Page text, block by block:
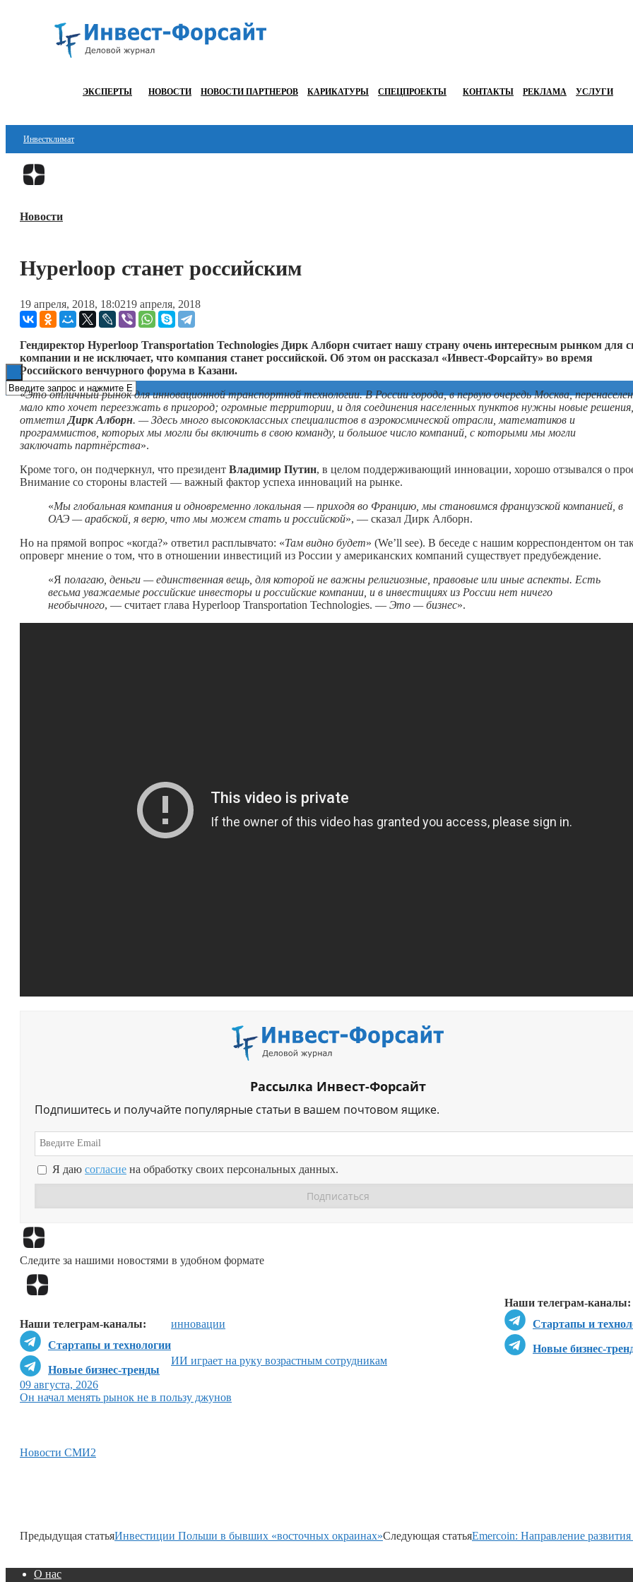
ЭКСПЕРТЫ НОВОСТИ НОВОСТИ ПАРТНЕРОВ КАРИКАТУРЫ СПЕЦПРОЕКТЫ КОНТАКТЫ РЕКЛАМА УСЛУГИ
Инвестклимат
Финансы
Блокчейн
Технологии
ESG
Новости
Hyperloop станет российским
19 апреля, 2018, 18:0219 апреля, 2018
Гендиректор Hyperloop Transportation Technologies Дирк Алборн считает нашу страну очень интересным рынком для
компании и не исключает, что компания станет российской. Об этом он рассказал «Инвест-Форсайту» во время
Российского венчурного форума в Казани.
«Это отличный рынок для инновационной транспортной технологии. В России города, в первую очередь Москва,
мало кто хочет переезжать в пригород; огромные территории, и для соединения населенных пунктов нужны новые
отметил Дирк Алборн. — Здесь много высококлассных специалистов в аэрокосмической отрасли, математиков и
программистов, которых мы могли бы включить в свою команду, и большое число компаний, с которыми мы могли
заключать партнёрства».
Кроме того, он подчеркнул, что президент Владимир Путин, в целом поддерживающий инновации, хорошо отзывался о
Внимание со стороны властей — важный фактор успеха инноваций на рынке.
«Мы глобальная компания и одновременно локальная — приходя во Францию, мы становимся французской компанией, в
ОАЭ — арабской, я верю, что мы можем стать и российской», — сказал Дирк Алборн.
Но на прямой вопрос «когда?» ответил расплывчато: «Там видно будет» (We’ll see). В беседе с нашим корреспондентом он
опроверг мнение о том, что в отношении инвестиций из России у американских компаний существует предубеждение.
«Я полагаю, деньги — единственная вещь, для которой не важны религиозные, правовые или иные аспекты. Есть
весьма уважаемые российские инвесторы и российские компании, и в инвестициях из России нет ничего
необычного, — считает глава Hyperloop Transportation Technologies. — Это — бизнес».
Рассылка Инвест-Форсайт
Подпишитесь и получайте популярные статьи в вашем почтовом ящике.
Я даю согласие на обработку своих персональных данных.
Следите за нашими новостями в удобном формате
Наши телеграм-каналы:
Стартапы и
Новые бизнес-
Наши телеграм-каналы:
Стартапы и технологии
Новые бизнес-тренды
инновации
ИИ играет на руку возрастным сотрудникам
09 августа, 2026
Он начал менять рынок не в пользу джунов
Новости СМИ2
Предыдущая статьяИнвестиции Польши в бывших «восточных окраинах»Следующая статьяEmercoin: Направление
О нас